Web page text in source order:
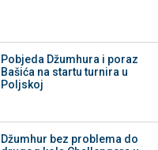
Pobjeda Džumhura i poraz
Bašića na startu turnira u
Poljskoj
Džumhur bez problema do